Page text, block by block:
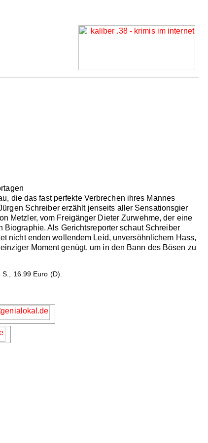
die das fast perfekte Verbrechen ihres Mannes
Schreiber erzählt jenseits aller Sensationsgier
Metzler, vom Freigänger Dieter Zurwehme, der eine
Als Gerichtsreporter schaut Schreiber
nicht enden wollendem Leid, unversöhnlichem Hass,
Moment genügt, um in den Bann des Bösen zu
16.99 Euro (D).